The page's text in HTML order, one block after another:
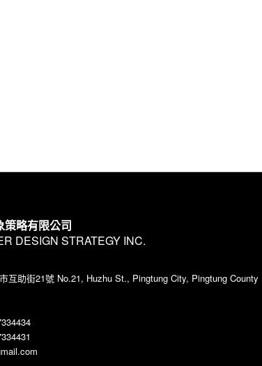
策略有限公司
DESIGN STRATEGY INC.
互助街21號 No.21, Huzhu St., Pingtung City, Pingtung County